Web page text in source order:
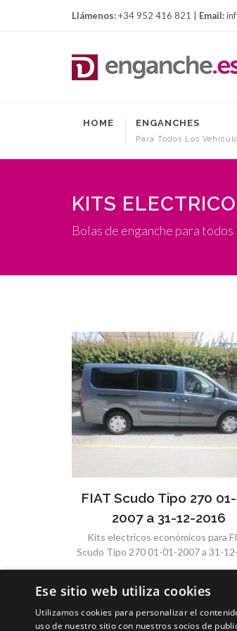
Llámenos:+34 952 416 821 | Email:
HOME ENGANCHES
Para Todos Los
KITS
Bolas de enganche para
FIAT Scudo Tipo 270
2007 a 31-12-2016
Kits electricos económicos para
Scudo Tipo 270 01-01-2007 a 31-
Ese sitio web utiliza cookies
Utilizamos cookies para personalizar el
uso de nuestro sitio con nuestros socios de